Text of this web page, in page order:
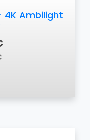
4K Ambilight